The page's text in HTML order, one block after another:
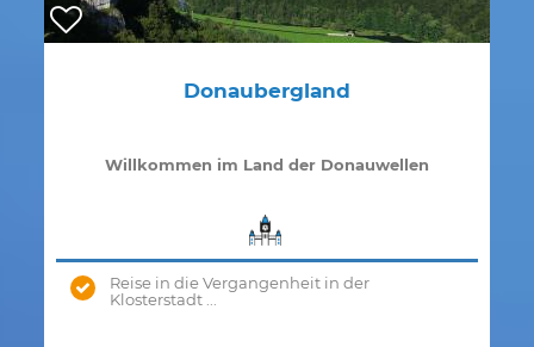
Donaubergland
Willkommen im Land der Donauwellen
Reise in die Vergangenheit in der
Klosterstadt ...